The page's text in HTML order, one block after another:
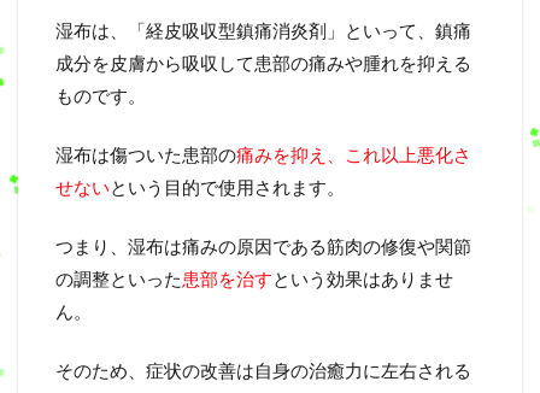
湿布は、「経皮吸収型鎮痛消炎剤」といって、鎮痛
成分を皮膚から吸収して患部の痛みや腫れを抑える
ものです。
湿布は傷ついた患部の痛みを抑え 、
これ以上悪化さ
せないという目的で使用されます。
つまり、湿布は痛みの原因である筋肉の修復や関節
の調整といった患部を治すという効果はありませ
ん。
そのため、症状の改善は自身の治癒力に左右される